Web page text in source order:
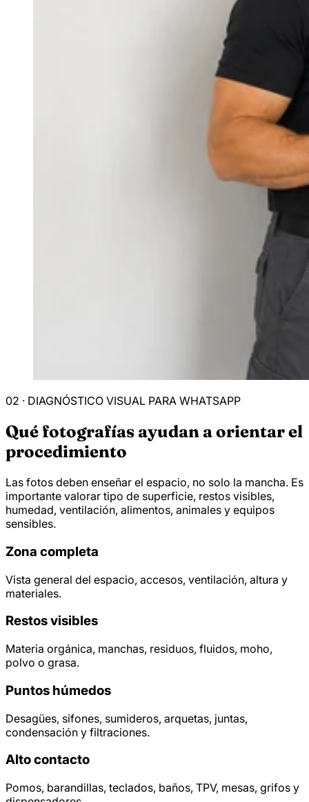
02 · DIAGNÓSTICO VISUAL PARA WHATSAPP
Qué fotografías ayudan a orientar el
procedimiento
Las fotos deben enseñar el espacio, no solo la mancha. Es
importante valorar tipo de superficie, restos visibles,
humedad, ventilación, alimentos, animales y equipos
sensibles.
Zona completa
Vista general del espacio, accesos, ventilación, altura y
materiales.
Restos visibles
Materia orgánica, manchas, residuos, fluidos, moho,
polvo o grasa.
Puntos húmedos
Desagües, sifones, sumideros, arquetas, juntas,
condensación y filtraciones.
Alto contacto
Pomos, barandillas, teclados, baños, TPV, mesas, grifos y